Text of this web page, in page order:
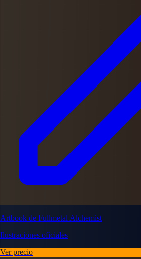
Artbook de Fullmetal Alchemist
Ilustraciones oficiales
Ver precio